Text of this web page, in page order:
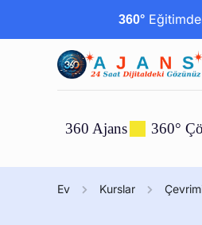
360°
360 Ajans 360°
Ev Kurslar